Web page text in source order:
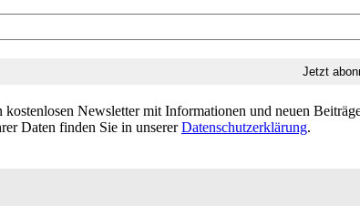
Newsletter mit Informationen und neuen
Daten finden Sie in unsererDatenschutzerklärung.